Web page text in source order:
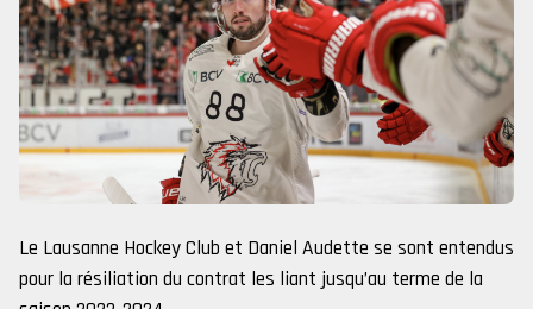
Le Lausanne Hockey Club et Daniel Audette se sont entendus
pour la résiliation du contrat les liant jusqu’au terme de la